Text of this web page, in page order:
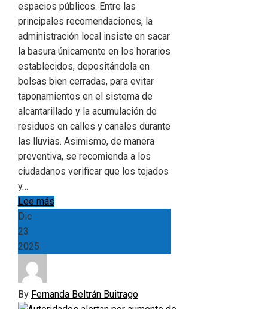
espacios públicos. Entre las
principales recomendaciones, la
administración local insiste en sacar
la basura únicamente en los horarios
establecidos, depositándola en
bolsas bien cerradas, para evitar
taponamientos en el sistema de
alcantarillado y la acumulación de
residuos en calles y canales durante
las lluvias. Asimismo, de manera
preventiva, se recomienda a los
ciudadanos verificar que los tejados
y…
Lee más
Dic
23
2025
By Fernanda Beltrán Buitrago